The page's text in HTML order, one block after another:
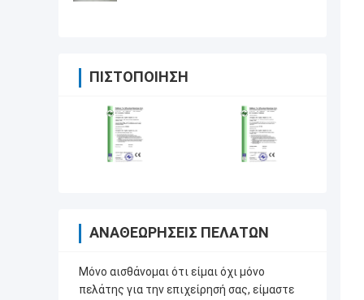
ΠΙΣΤΟΠΟΊΗΣΗ
ΑΝΑΘΕΩΡΉΣΕΙΣ ΠΕΛΑΤΏΝ
Μόνο αισθάνομαι ότι είμαι όχι μόνο
πελάτης για την επιχείρησή σας, είμαστε